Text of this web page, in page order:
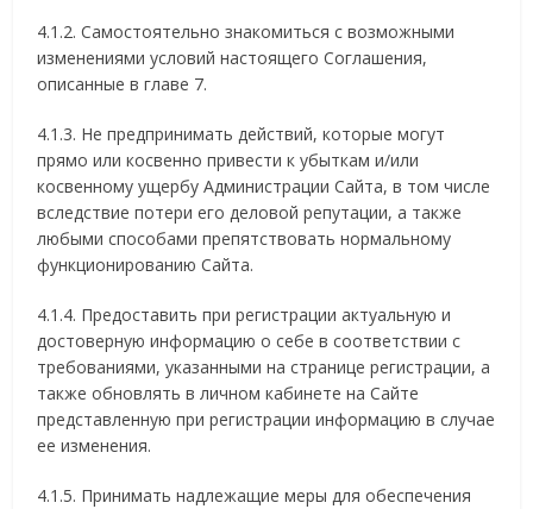
4.1.2. Самостоятельно знакомиться с возможными
изменениями условий настоящего Соглашения,
описанные в главе 7.
4.1.3. Не предпринимать действий, которые могут
прямо или косвенно привести к убыткам и/или
косвенному ущербу Администрации Сайта, в том числе
вследствие потери его деловой репутации, а также
любыми способами препятствовать нормальному
функционированию Сайта.
4.1.4. Предоставить при регистрации актуальную и
достоверную информацию о себе в соответствии с
требованиями, указанными на странице регистрации, а
также обновлять в личном кабинете на Сайте
представленную при регистрации информацию в случае
ее изменения.
4.1.5. Принимать надлежащие меры для обеспечения